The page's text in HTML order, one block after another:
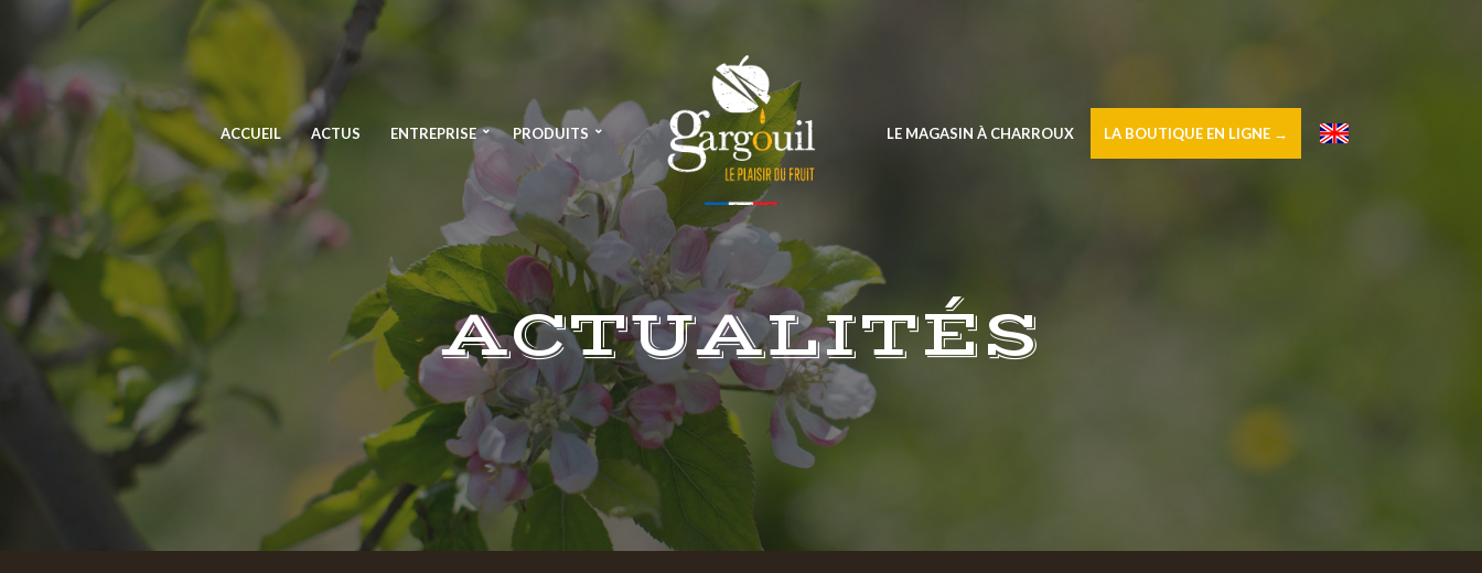
ACCUEIL ACTUS ENTREPRISE PRODUITS LE MAGASIN À CHARROUX LA BOUTIQUE EN LIGNE → –
ACTUALITÉS